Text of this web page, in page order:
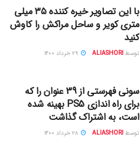
با این تصاویر خیره کننده ۳۵ میلی
متری کویر و ساحل مراکش را کاوش
کنید
توسط ALIASHORI ۲۹ خرداد ۱۴۰۰
سونی فهرستی از 39 عنوان را که
برای راه اندازی PS5 بهینه شده
است، به اشتراک گذاشت
توسط ALIASHORI ۲۸ خرداد ۱۴۰۰